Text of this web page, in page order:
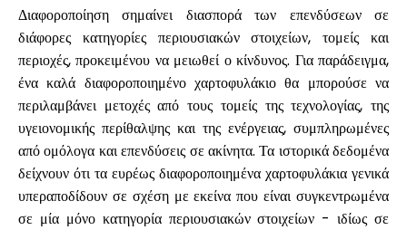
Διαφοροποίηση σημαίνει διασπορά των επενδύσεων σε
διάφορες κατηγορίες περιουσιακών στοιχείων, τομείς και
περιοχές, προκειμένου να μειωθεί ο κίνδυνος. Για παράδειγμα,
ένα καλά διαφοροποιημένο χαρτοφυλάκιο θα μπορούσε να
περιλαμβάνει μετοχές από τους τομείς της τεχνολογίας, της
υγειονομικής περίθαλψης και της ενέργειας, συμπληρωμένες
από ομόλογα και επενδύσεις σε ακίνητα. Τα ιστορικά δεδομένα
δείχνουν ότι τα ευρέως διαφοροποιημένα χαρτοφυλάκια γενικά
υπεραποδίδουν σε σχέση με εκείνα που είναι συγκεντρωμένα
σε μία μόνο κατηγορία περιουσιακών στοιχείων - ιδίως σε